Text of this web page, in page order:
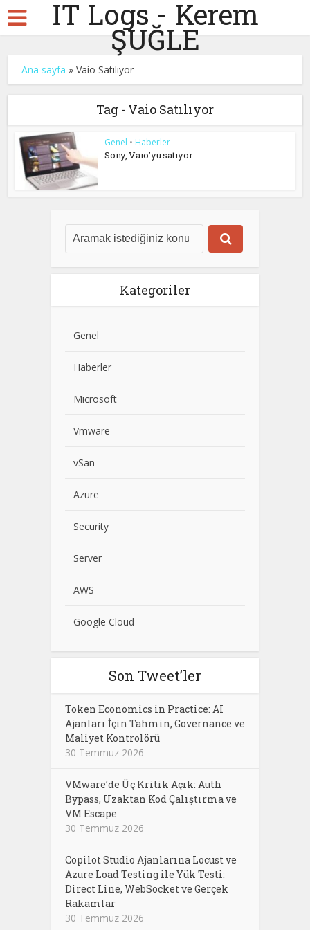
IT Logs - Kerem
ŞUĞLE
Ana sayfa »Vaio Satılıyor
Tag - Vaio Satılıyor
Genel • Haberler
Sony, Vaio’yu satıyor
Kategoriler
Genel
Haberler
Microsoft
Vmware
vSan
Azure
Security
Server
AWS
Google Cloud
Son Tweet’ler
Token Economics in Practice: AI
Ajanları İçin Tahmin, Governance ve
Maliyet Kontrolörü
30 Temmuz 2026
VMware’de Üç Kritik Açık: Auth
Bypass, Uzaktan Kod Çalıştırma ve
VM Escape
30 Temmuz 2026
Copilot Studio Ajanlarına Locust ve
Azure Load Testing ile Yük Testi:
Direct Line, WebSocket ve Gerçek
Rakamlar
30 Temmuz 2026